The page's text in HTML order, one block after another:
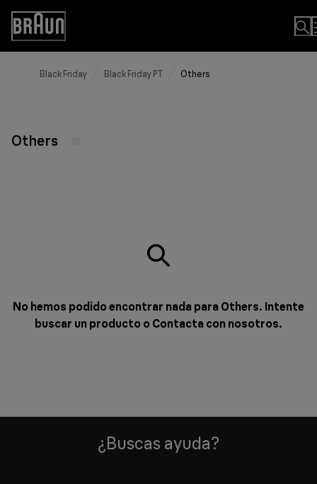
Skip
Content
Accessibility
Statement
Black Friday Black Friday PT Others
Others
No hemos podido encontrar nada para Others. Intente
buscar un producto o Contacta con nosotros.
¿Buscas ayuda?